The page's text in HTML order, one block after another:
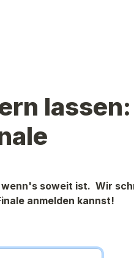
soweit ist.  Wir
anmelden kannst!